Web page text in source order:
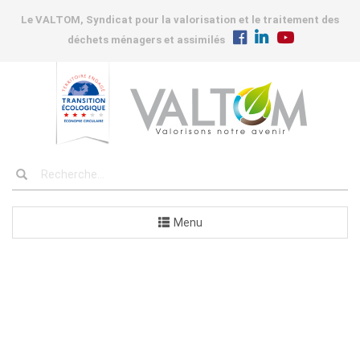
Le VALTOM, Syndicat pour la valorisation et le traitement des
déchets ménagers et assimilés
Menu